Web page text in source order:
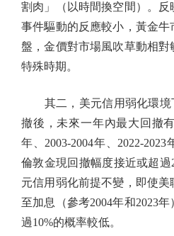
割肉」（以時間換空間）。
事件驅動的反應較小，黃金牛
盤，金價對市場風吹草動相
特殊時期。
其二，美元信用弱化環境
撤後，未來一年內最大回撤
年、2003-2004年、2022-
倫敦金現回撤幅度接近或超
元信用弱化前提不變，即使
至加息（參考2004年和2023
過10%的概率較低。